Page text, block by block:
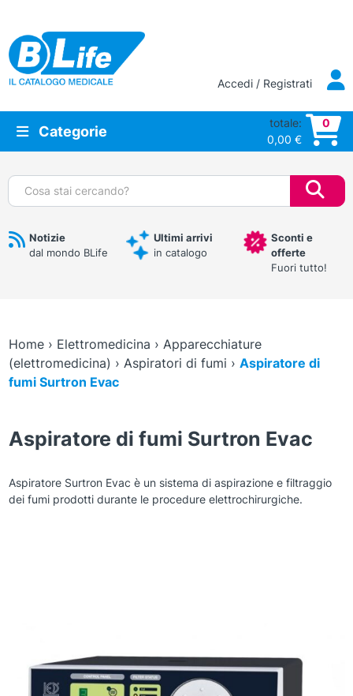
Vai al contenuto principale
Accedi / Registrati
Categorie
totale:
0,00 €
0
Cerca:
Notizie
dal mondo BLife
Ultimi arrivi
in catalogo
Sconti e
offerte
Fuori tutto!
Home› Elettromedicina › Apparecchiature
(elettromedicina) › Aspiratori di fumi › Aspiratore di
fumi Surtron Evac
Aspiratore di fumi Surtron Evac
Aspiratore Surtron Evac è un sistema di aspirazione e filtraggio
dei fumi prodotti durante le procedure elettrochirurgiche.